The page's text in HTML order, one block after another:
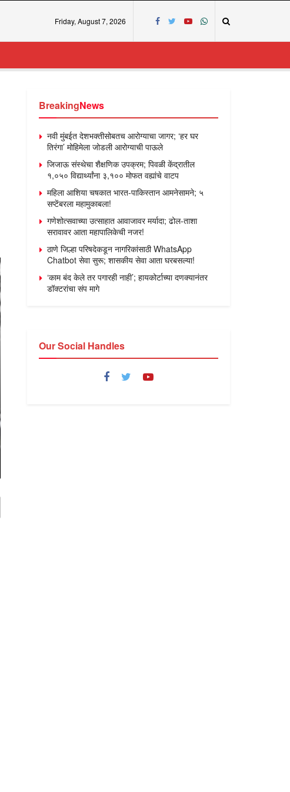
Friday, August 7, 2026
BreakingNews
नवी मुंबईत देशभक्तीसोबतच आरोग्याचा जागर; ‘हर घर
तिरंगा’ मोहिमेला जोडली आरोग्याची पाऊले
जिजाऊ संस्थेचा शैक्षणिक उपक्रम; पिवळी केंद्रातील
१,०५० विद्यार्थ्यांना ३,१०० मोफत वह्यांचे वाटप
महिला आशिया चषकात भारत-पाकिस्तान आमनेसामने; ५
सप्टेंबरला महामुकाबला!
गणेशोत्सवाच्या उत्साहात आवाजावर मर्यादा; ढोल-ताशा
सरावावर आता महापालिकेची नजर!
ठाणे जिल्हा परिषदेकडून नागरिकांसाठी WhatsApp
Chatbot सेवा सुरू; शासकीय सेवा आता घरबसल्या!
‘काम बंद केले तर पगारही नाही’; हायकोर्टाच्या दणक्यानंतर
डॉक्टरांचा संप मागे
Our Social Handles